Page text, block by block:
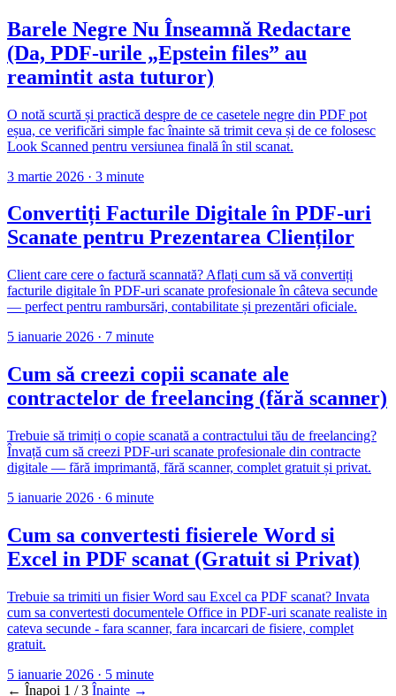
Barele Negre Nu Înseamnă Redactare
(Da, PDF-urile „Epstein files” au
reamintit asta tuturor)
O notă scurtă și practică despre de ce casetele negre din PDF pot
eșua, ce verificări simple fac înainte să trimit ceva și de ce folosesc
Look Scanned pentru versiunea finală în stil scanat.
3 martie 2026 · 3 minute
Convertiți Facturile Digitale în PDF-uri
Scanate pentru Prezentarea Clienților
Client care cere o factură scannată? Aflați cum să vă convertiți
facturile digitale în PDF-uri scanate profesionale în câteva secunde
— perfect pentru rambursări, contabilitate și prezentări oficiale.
5 ianuarie 2026 · 7 minute
Cum să creezi copii scanate ale
contractelor de freelancing (fără scanner)
Trebuie să trimiți o copie scanată a contractului tău de freelancing?
Învață cum să creezi PDF-uri scanate profesionale din contracte
digitale — fără imprimantă, fără scanner, complet gratuit și privat.
5 ianuarie 2026 · 6 minute
Cum sa convertesti fisierele Word si
Excel in PDF scanat (Gratuit si Privat)
Trebuie sa trimiti un fisier Word sau Excel ca PDF scanat? Invata
cum sa convertesti documentele Office in PDF-uri scanate realiste in
cateva secunde - fara scanner, fara incarcari de fisiere, complet
gratuit.
5 ianuarie 2026 · 5 minute
← Înapoi 1 / 3 Înainte →